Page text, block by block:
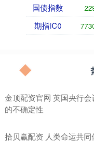
国债指数
期指IC0
金顶配资官网 英国央行
的不确定性
拾贝赢配资 人类命运共